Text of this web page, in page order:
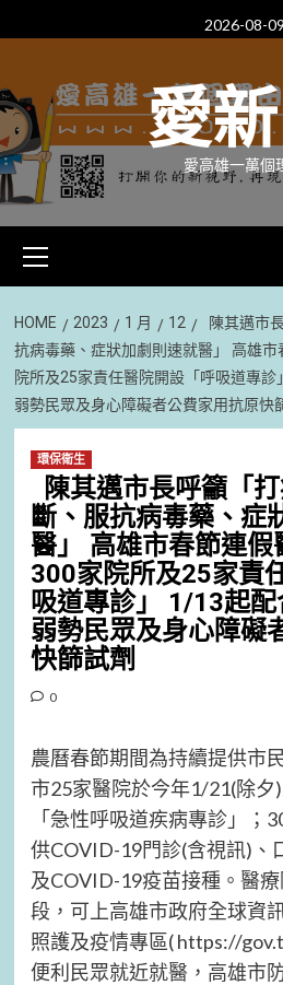
to
2026-08-09
愛
愛高雄一萬個
Menu
HOME 2023 1 月 12
陳其邁市
抗病毒藥、症狀加劇則速就醫」 高雄
院所及25家責任醫院開設「呼吸道專
弱勢民眾及身心障礙者公費家用抗原快
環保衛生
陳其邁市長呼籲「
斷、服抗病毒藥、症
醫」 高雄市春節連
300家院所及25家責
吸道專診」 1/13起
弱勢民眾及身心障礙
快篩試劑
0
農曆春節期間為持續提供市
市25家醫院於今年1/21(除夕
「急性呼吸道疾病專診」；
供COVID-19門診(含視訊)、
及COVID-19疫苗接種。醫
段，可上高雄市政府全球資
照護及疫情專區( https://
便利民眾就近就醫，高雄市